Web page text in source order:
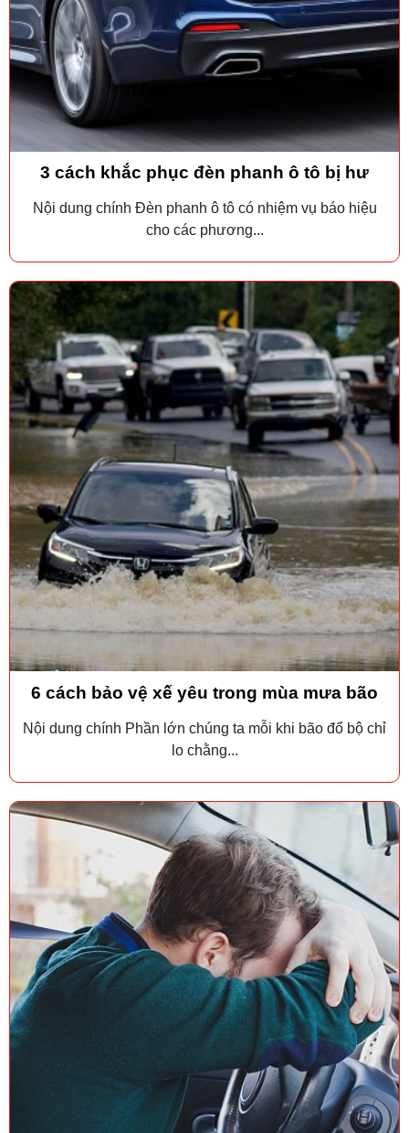
3 cách khắc phục đèn phanh ô tô bị hư
Nội dung chính Đèn phanh ô tô có nhiệm vụ báo hiệu
cho các phương...
6 cách bảo vệ xế yêu trong mùa mưa bão
Nội dung chính Phần lớn chúng ta mỗi khi bão đổ bộ chỉ
lo chằng...